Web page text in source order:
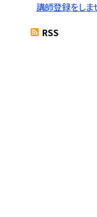
講師登録をしま
RSS